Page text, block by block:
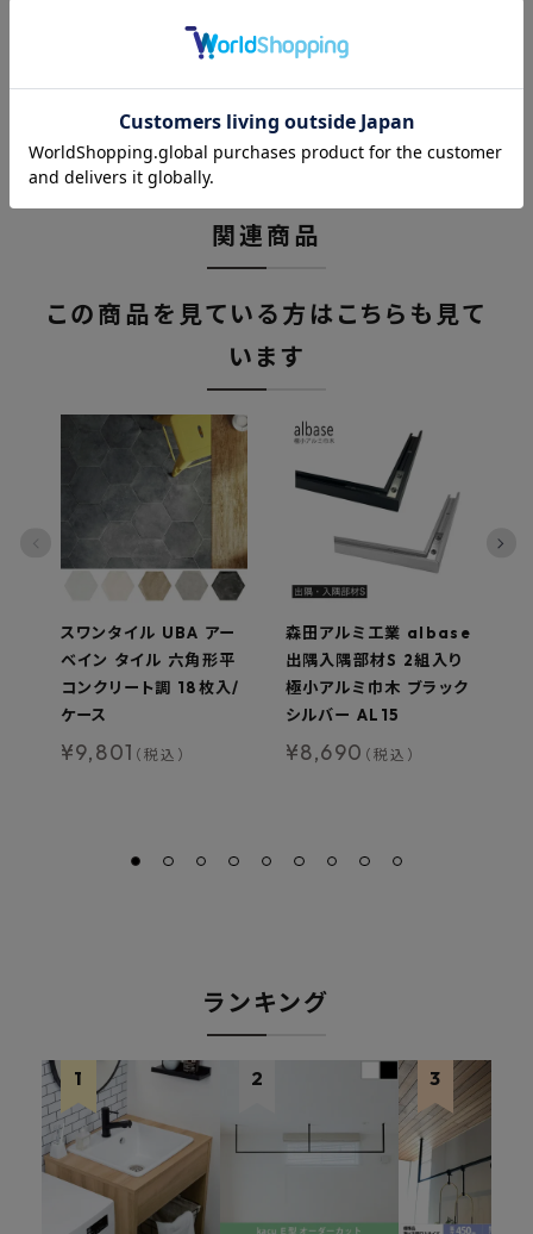
関連商品
この商品を見ている方はこちらも見て
います
スワンタイル UBA アー
ベイン タイル 六角形平
コンクリート調 18枚入/
ケース
¥9,801 （税込）
森田アルミ工業 albase
出隅入隅部材S 2組入り
極小アルミ巾木 ブラック
シルバー AL15
¥8,690 （税込）
ランキング